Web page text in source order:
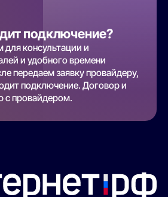
подключение?
консультации и
и удобного времени
передаем заявку провайдеру,
подключение. Договор и
с провайдером.